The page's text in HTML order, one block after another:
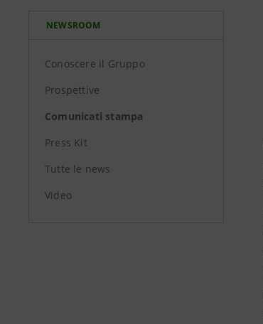
NEWSROOM
Conoscere il Gruppo
Prospettive
Comunicati stampa
Press Kit
Tutte le news
Video